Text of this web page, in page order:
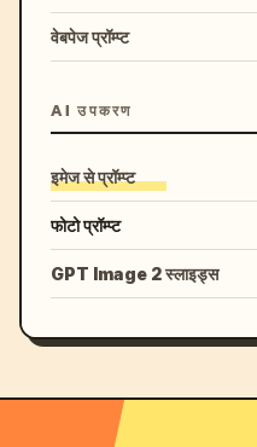
वेबपेज प्रॉम्प्ट
AI उपकरण
इमेज से प्रॉम्प्ट
फोटो प्रॉम्प्ट
GPT Image 2 स्लाइड्स